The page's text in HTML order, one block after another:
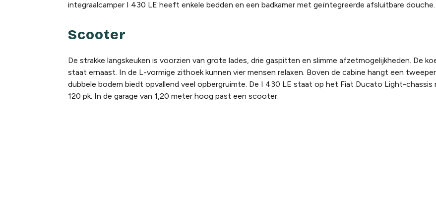
integraalcamper I 430 LE heeft enkele bedden en een badkamer met geïntegreerde afsluitbare douche.
Scooter
De strakke langskeuken is voorzien van grote lades, drie gaspitten en slimme afzetmogelijkheden. De
staat ernaast. In de L-vormige zithoek kunnen vier mensen relaxen. Boven de cabine hangt een
dubbele bodem biedt opvallend veel opbergruimte. De I 430 LE staat op het Fiat Ducato Light-chassis
120 pk. In de garage van 1,20 meter hoog past een scooter.